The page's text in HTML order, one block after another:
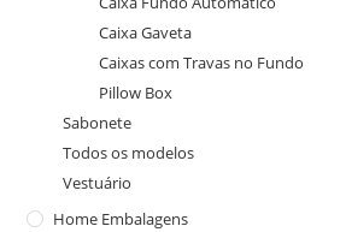
Caixa Gaveta
Caixas com Travas no Fundo
Pillow Box
Sabonete
Todos os modelos
Vestuário
Home Embalagens